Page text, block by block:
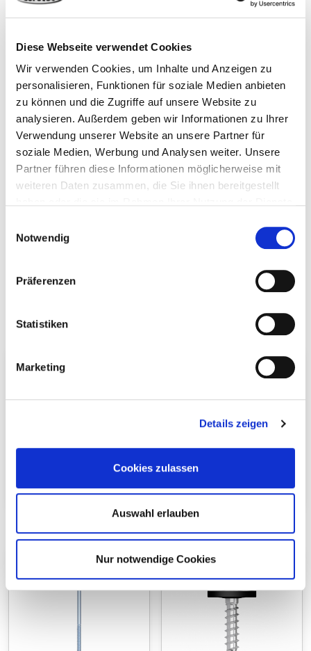
Diese Webseite verwendet Cookies
Wir verwenden Cookies, um Inhalte und Anzeigen zu
personalisieren, Funktionen für soziale Medien anbieten
zu können und die Zugriffe auf unsere Website zu
analysieren. Außerdem geben wir Informationen zu Ihrer
Verwendung unserer Website an unsere Partner für
soziale Medien, Werbung und Analysen weiter. Unsere
Partner führen diese Informationen möglicherweise mit
weiteren Daten zusammen, die Sie ihnen bereitgestellt
Notwendig
Präferenzen
Statistiken
Marketing
Details zeigen
Cookies zulassen
Auswahl erlauben
Nur notwendige Cookies
111560 TX20
200 Stück 4250207451983
111561 4,5 x 150 mm TX20
200 Stück 4250207451990
Weitere Produkte der Kategorie
Topduo, Tellerkopf Topduo, Zylinderkopf